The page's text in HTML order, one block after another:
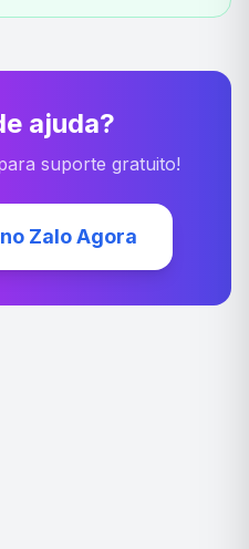
ajuda?
suporte gratuito!
Zalo Agora